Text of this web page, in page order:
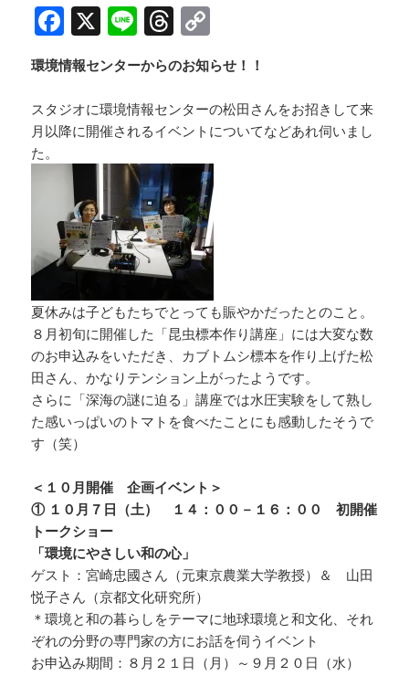
F
a
c
e
b
o
o
k
X Li
n
e
T
h
re
a
d
s
o
p
y
Li
n
k
環境情報センターからのお知らせ！！
スタジオに環境情報センターの松田さんをお招きして来
月以降に開催されるイベントについてなどあれ伺いまし
た。
夏休みは子どもたちでとっても賑やかだったとのこと。
８月初旬に開催した「昆虫標本作り講座」には大変な数
のお申込みをいただき、カブトムシ標本を作り上げた松
田さん、かなりテンション上がったようです。
さらに「深海の謎に迫る」講座では水圧実験をして熟し
た感いっぱいのトマトを食べたことにも感動したそうで
す（笑）
＜１０月開催 企画イベント＞
① １０月７日（土） １４：００－１６：００ 初開催
トークショー
「環境にやさしい和の心」
ゲスト：宮崎忠國さん（元東京農業大学教授）＆ 山田
悦子さん（京都文化研究所）
＊環境と和の暮らしをテーマに地球環境と和文化、それ
ぞれの分野の専門家の方にお話を伺うイベント
お申込み期間：８月２１日（月）～９月２０日（水）